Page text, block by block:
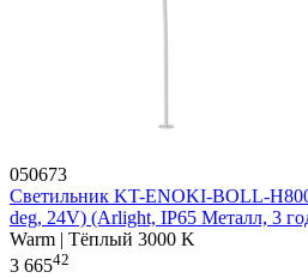
050673
Светильник KT-ENOKI-BOLL-
deg, 24V) (Arlight, IP65 Металл, 3
Warm | Тёплый 3000 K
3 66542